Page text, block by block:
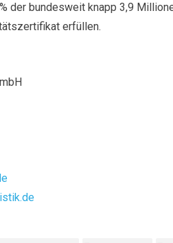
der bundesweit knapp 3,9
erfüllen.